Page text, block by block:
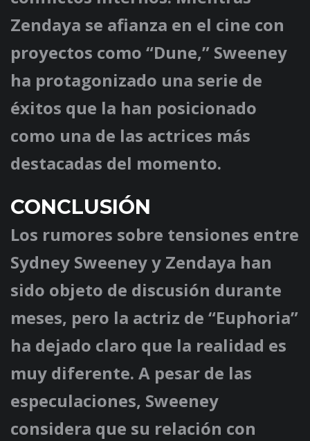
Zendaya se afianza en el cine con
proyectos como “Dune,” Sweeney
ha protagonizado una serie de
éxitos que la han posicionado
como una de las actrices más
destacadas del momento.
CONCLUSIÓN
Los rumores sobre tensiones entre
Sydney Sweeney y Zendaya han
sido objeto de discusión durante
meses, pero la actriz de “Euphoria”
ha dejado claro que la realidad es
muy diferente. A pesar de las
especulaciones, Sweeney
considera que su relación con